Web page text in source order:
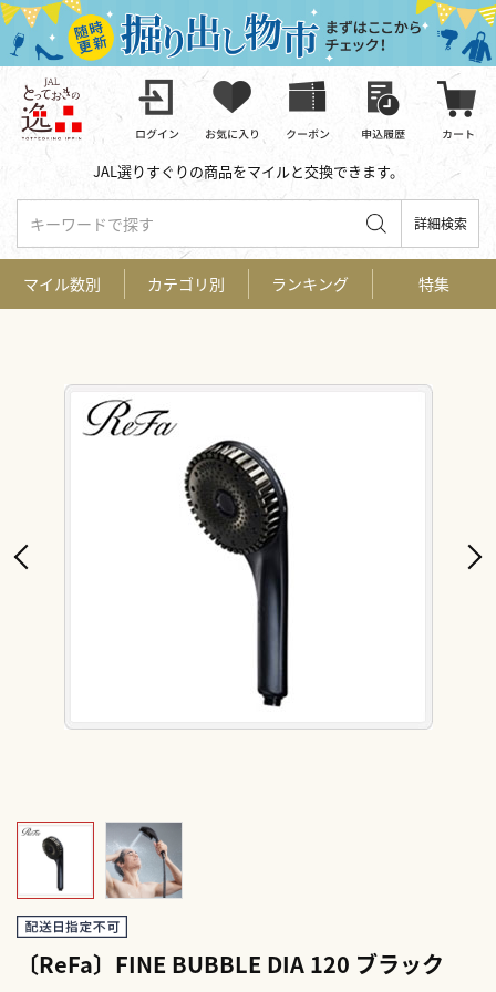
JAL選りすぐりの商品をマイルと交換できます。
キーワードで探す 詳細検索
〔ReFa〕FINE BUBBLE DIA 120 ブラック
マイル数別 カテゴリ別 ランキング 特集